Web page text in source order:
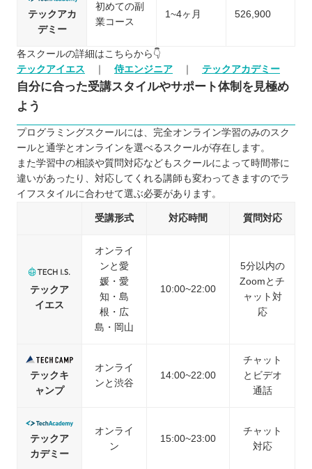
テックアカ
デミー
初めての副
業コース
1~4ヶ月 526,900
各スクールの詳細はこちらから👇
テックアイエス
侍エンジニア テックアカデミー
自分に合った受講スタイルやサポート体制を見極め
よう
プログラミングスクールには、完全オンライン学習のみのスク
ールと通学とオンラインを選べるスクールが存在します。
また学習中の相談や質問対応などもスクールによって時間帯に
違いがあったり、対応してくれる講師も変わってきますのでラ
イフスタイルに合わせて選ぶ必要があります。
受講形式 対応時間 質問対応
テックア
イエス
オンライ
ンと愛
媛・愛
知・島
根・広
島・岡山
10:00~22:00
5分以内の
Zoomとチ
ャット対
応
テックキ
ャンプ
オンライ
ンと渋谷
14:00~22:00
チャット
とビデオ
通話
テックア
カデミー
オンライ
ン
15:00~23:00
チャット
対応